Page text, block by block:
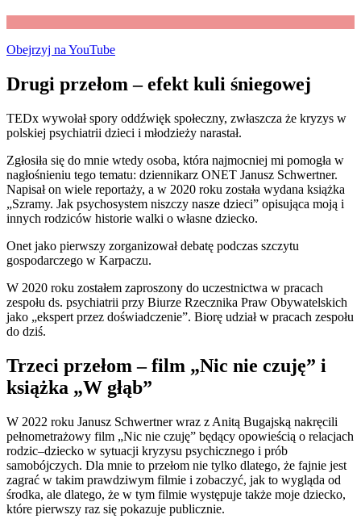
Obejrzyj na YouTube
Drugi przełom – efekt kuli śniegowej
TEDx wywołał spory oddźwięk społeczny, zwłaszcza że kryzys w
polskiej psychiatrii dzieci i młodzieży narastał.
Zgłosiła się do mnie wtedy osoba, która najmocniej mi pomogła w
nagłośnieniu tego tematu: dziennikarz ONET Janusz Schwertner.
Napisał on wiele reportaży, a w 2020 roku została wydana książka
„Szramy. Jak psychosystem niszczy nasze dzieci” opisująca moją i
innych rodziców historie walki o własne dziecko.
Onet jako pierwszy zorganizował debatę podczas szczytu
gospodarczego w Karpaczu.
W 2020 roku zostałem zaproszony do uczestnictwa w pracach
zespołu ds. psychiatrii przy Biurze Rzecznika Praw Obywatelskich
jako „ekspert przez doświadczenie”. Biorę udział w pracach zespołu
do dziś.
Trzeci przełom – film „Nic nie czuję” i
książka „W głąb”
W 2022 roku Janusz Schwertner wraz z Anitą Bugajską nakręcili
pełnometrażowy film „Nic nie czuję” będący opowieścią o relacjach
rodzic–dziecko w sytuacji kryzysu psychicznego i prób
samobójczych. Dla mnie to przełom nie tylko dlatego, że fajnie jest
zagrać w takim prawdziwym filmie i zobaczyć, jak to wygląda od
środka, ale dlatego, że w tym filmie występuje także moje dziecko,
które pierwszy raz się pokazuje publicznie.